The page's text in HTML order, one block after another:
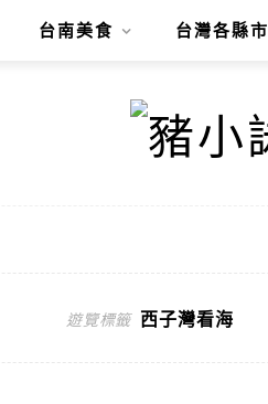
台南美食 台灣各縣市
遊覽標籤 西子灣看海